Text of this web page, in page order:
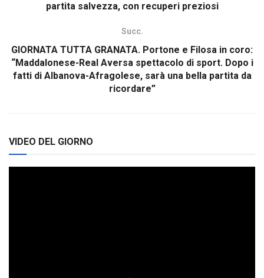
partita salvezza, con recuperi preziosi
Succ.
GIORNATA TUTTA GRANATA. Portone e Filosa in coro:
“Maddalonese-Real Aversa spettacolo di sport. Dopo i
fatti di Albanova-Afragolese, sarà una bella partita da
ricordare”
VIDEO DEL GIORNO